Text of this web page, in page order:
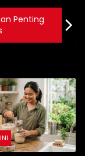
Penting